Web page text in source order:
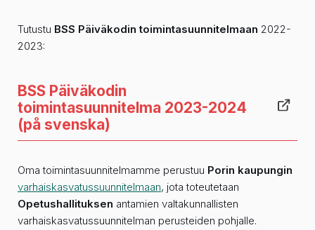
Tutustu BSS Päiväkodin toimintasuunnitelmaan 2022-
2023:
BSS Päiväkodin
toimintasuunnitelma 2023-2024
(på svenska)
Oma toimintasuunnitelmamme perustuu Porin kaupungin
varhaiskasvatussuunnitelmaan, jota toteutetaan
Opetushallituksen antamien valtakunnallisten
varhaiskasvatussuunnitelman perusteiden pohjalle.